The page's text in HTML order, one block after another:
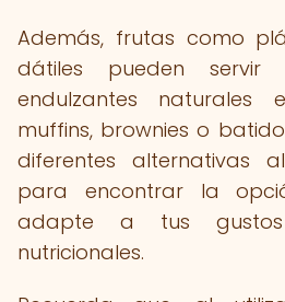
Además, frutas como
dátiles pueden servir
endulzantes naturales
muffins, brownies o
diferentes alternativas
para encontrar la
adapte a tus gustos
nutricionales.